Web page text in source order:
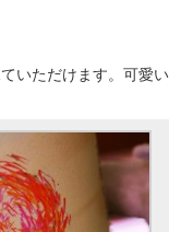
いただけます。可愛